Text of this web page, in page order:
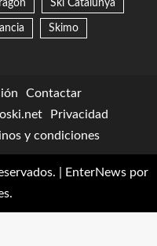
Ski Catalunya
Skimo
Contactar
Privacidad
y condiciones
EnterNews por